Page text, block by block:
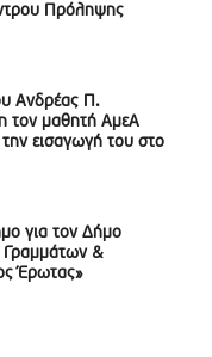
Πρόληψης
Ανδρέας Π.
τον μαθητή ΑμεΑ
εισαγωγή του στο
για τον Δήμο
Γραμμάτων &
Έρωτας»